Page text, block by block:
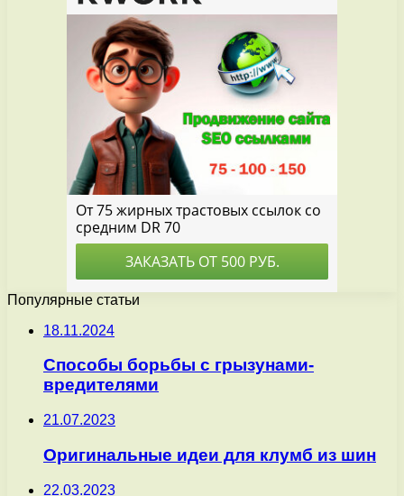
Популярные статьи
18.11.2024
Способы борьбы с грызунами-
вредителями
21.07.2023
Оригинальные идеи для клумб из шин
22.03.2023